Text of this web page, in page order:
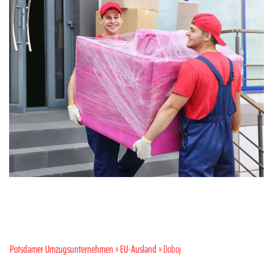
Potsdamer Umzugsunternehmen»EU-Ausland» Doboj